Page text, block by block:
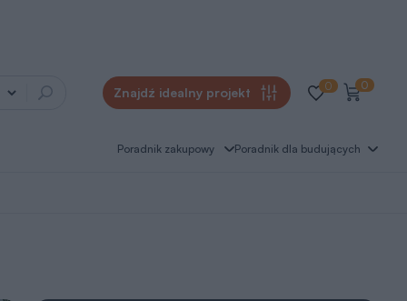
Znajdź idealny projekt 0 0
Poradnik zakupowy Poradnik dla budujących